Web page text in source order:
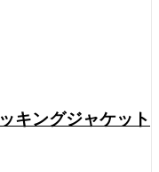
キングジャケット